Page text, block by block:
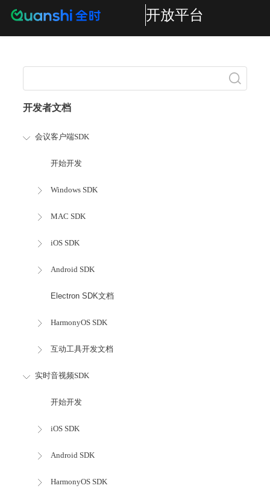
开放平台
开发者文档
会议客户端SDK
开始开发
Windows SDK
MAC SDK
iOS SDK
Android SDK
Electron SDK文档
HarmonyOS SDK
互动工具开发文档
实时音视频SDK
开始开发
iOS SDK
Android SDK
HarmonyOS SDK